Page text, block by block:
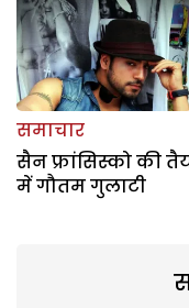
समाचार
सैन फ्रांसिस्को की
में गौतम गुलाटी